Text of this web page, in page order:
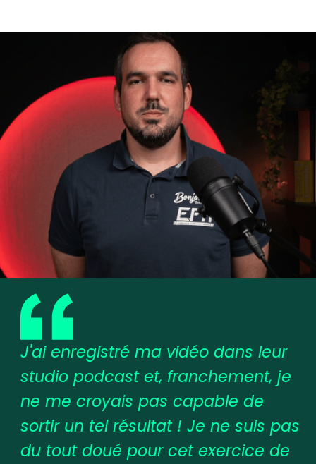
J'ai enregistré ma vidéo dans leur
studio podcast et, franchement, je
ne me croyais pas capable de
sortir un tel résultat ! Je ne suis pas
du tout doué pour cet exercice de